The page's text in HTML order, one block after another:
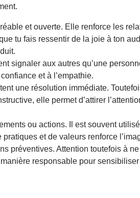
et ouverte. Elle renforce les
tu fais ressentir de la joie à ton
signaler aux autres qu’une
et à l’empathie.
une résolution immédiate.
elle permet d’attirer
ou actions. Il est souvent
et de valeurs renforce
préventives. Attention toutefois à
responsable pour